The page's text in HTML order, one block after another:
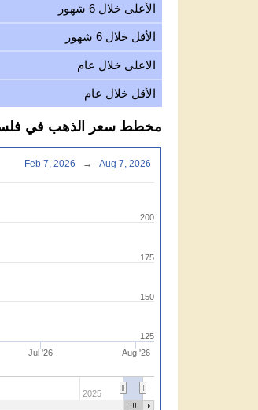
الأعلى خلال 6 شهور
الأقل خلال 6 شهور
الاعلى خلال عام
الأقل خلال عام
مخطط سعر الذهب في فلسطين
Jul '26 Aug '26
2025
150
200
125
175
Feb 7, 2026 → Aug 7, 2026